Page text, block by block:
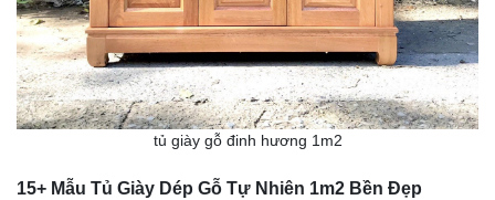
tủ giày gỗ đinh hương 1m2
15+ Mẫu Tủ Giày Dép Gỗ Tự Nhiên 1m2 Bền Đẹp